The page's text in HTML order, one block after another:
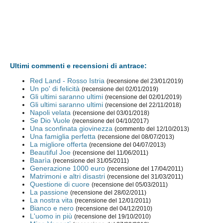
Ultimi commenti e recensioni di antrace:
Red Land - Rosso Istria (recensione del 23/01/2019)
Un po' di felicità (recensione del 02/01/2019)
Gli ultimi saranno ultimi (recensione del 02/01/2019)
Gli ultimi saranno ultimi (recensione del 22/11/2018)
Napoli velata (recensione del 03/01/2018)
Se Dio Vuole (recensione del 04/10/2017)
Una sconfinata giovinezza (commento del 12/10/2013)
Una famiglia perfetta (recensione del 08/07/2013)
La migliore offerta (recensione del 04/07/2013)
Beautiful Joe (recensione del 11/06/2011)
Baarìa (recensione del 31/05/2011)
Generazione 1000 euro (recensione del 17/04/2011)
Matrimoni e altri disastri (recensione del 31/03/2011)
Questione di cuore (recensione del 05/03/2011)
La passione (recensione del 28/02/2011)
La nostra vita (recensione del 12/01/2011)
Bianco e nero (recensione del 04/12/2010)
L'uomo in più (recensione del 19/10/2010)